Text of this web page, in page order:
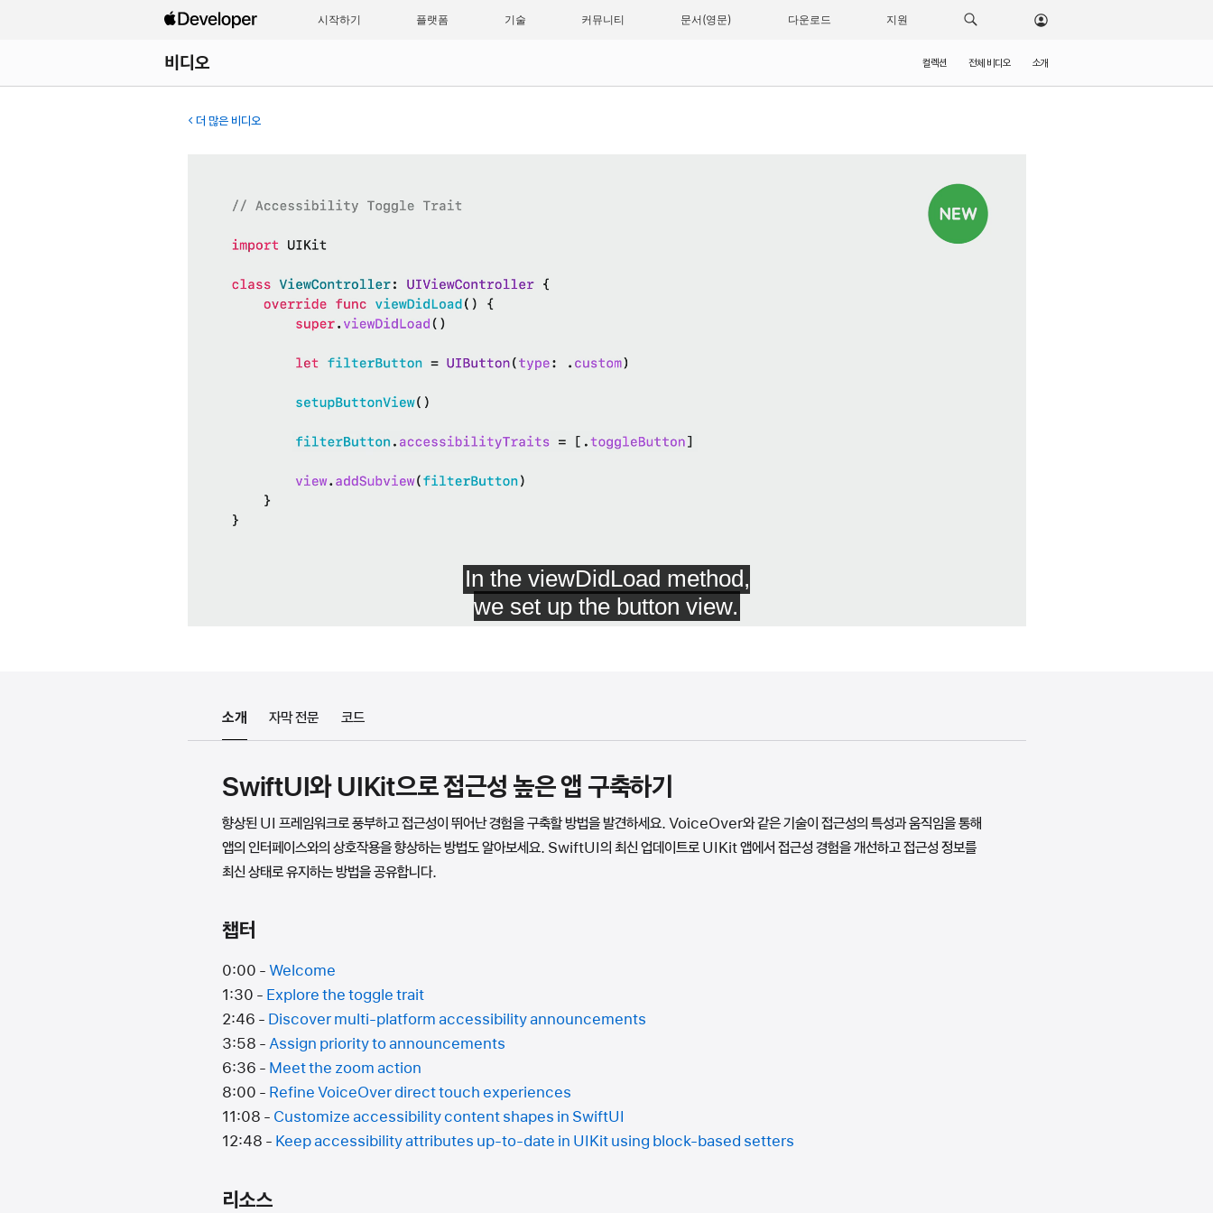
시작하기 플랫폼 기술 커뮤니티 문서 다운로드 지원
비디오 컬렉션 전체 비디오 소개
더 많은 비디오
소개 자막 전문 코드
SwiftUI와 UIKit으로 접근성 높은 앱 구축하기
향상된 UI 프레임워크로 풍부하고 접근성이 뛰어난 경험을 구축할 방법을 발견하세요. VoiceOver와 같은 기술이 접근성의 특성과 움직임을 통해
앱의 인터페이스와의 상호작용을 향상하는 방법도 알아보세요. SwiftUI의 최신 업데이트로 UIKit 앱에서 접근성 경험을 개선하고 접근성 정보를
최신 상태로 유지하는 방법을 공유합니다.
챕터
0:00 -Welcome
1:30 - Explore the toggle trait
2:46 - Discover multi-platform accessibility announcements
3:58 -Assign priority to announcements
6:36 - Meet the zoom action
8:00 - Refine VoiceOver direct touch experiences
11:08 - Customize accessibility content shapes in SwiftUI
12:48 - Keep accessibility attributes up-to-date in UIKit using block-based setters
리소스